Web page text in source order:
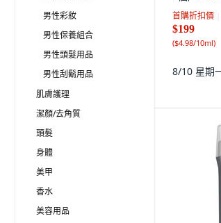
男性彩妝
男性保養組合
男性頭髮用品
男性刮鬍用品
肌膚護理
潔顏/去角質
頭髮
身體
美甲
香水
美容用品
首購折扣價
$199
($4.98/10ml)
8/10 星期